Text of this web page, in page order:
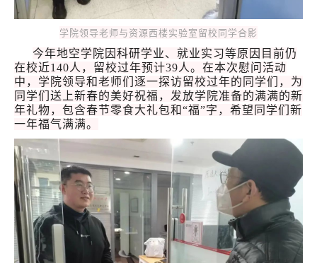
学院领导老师与资源西楼实验室留校同学合影
今年地空学院因科研学业、就业实习等原因目前仍
在校近140人，留校过年预计39人。在本次慰问活动
中，学院领导和老师们逐一探访留校过年的同学们，为
同学们送上新春的美好祝福，发放学院准备的满满的新
年礼物，包含春节零食大礼包和“福”字，希望同学们新
一年福气满满。